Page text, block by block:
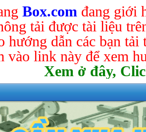
Box.com đang giới
tải được tài liệu
hướng dẫn các bạn tải
vào link này để xem
Xem ở đây,